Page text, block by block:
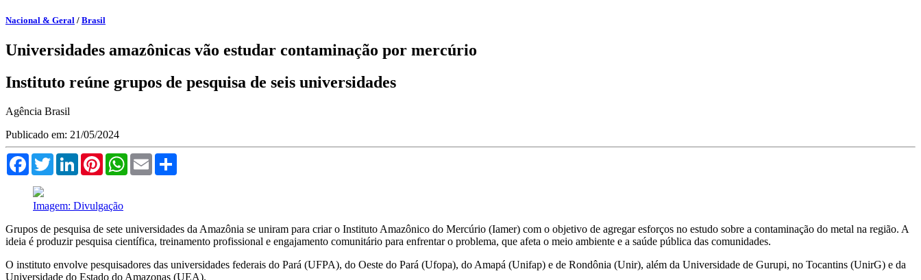
Nacional & Geral / Brasil
Universidades amazônicas vão estudar contaminação por mercúrio
Instituto reúne grupos de pesquisa de seis universidades
Agência Brasil
Publicado em: 21/05/2024
FacebookTwitterLinkedInPinterestWhatsApp
Email
Imagem: Divulgação
Grupos de pesquisa de sete universidades da Amazônia se uniram para criar o Instituto Amazônico do Mercúrio (Iamer) com o objetivo de agregar esforços no estudo sobre a contaminação do metal na região. A
ideia é produzir pesquisa científica, treinamento profissional e engajamento comunitário para enfrentar o problema, que afeta o meio ambiente e a saúde pública das comunidades.
O instituto envolve pesquisadores das universidades federais do Pará (UFPA), do Oeste do Pará (Ufopa), do Amapá (Unifap) e de Rondônia (Unir), além da Universidade de Gurupi, no Tocantins (UnirG) e da
Universidade do Estado do Amazonas (UEA).